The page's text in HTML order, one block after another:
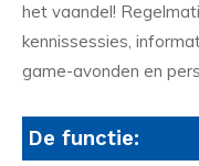
het vaandel!
kennissessies,
game-avonden en
De functie: